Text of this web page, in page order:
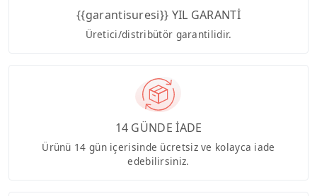
{{garantisuresi}} YIL GARANTİ
Üretici/distribütör garantilidir.
14 GÜNDE İADE
Ürünü 14 gün içerisinde ücretsiz ve kolayca iade
edebilirsiniz.